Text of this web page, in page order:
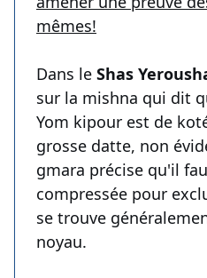
mêmes!
Dans le Shas
sur la mishna qui dit
Yom kipour est de
grosse datte, non
gmara précise qu'il
compressée pour
se trouve
noyau.